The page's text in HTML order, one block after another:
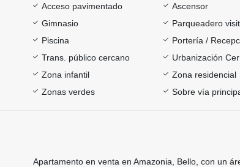
Acceso pavimentado Ascensor
Gimnasio
Parqueadero
Piscina
Portería /
Trans. público cercano
Urbanización
Zona infantil
Zona residencial
Zonas verdes
Sobre vía
Apartamento en venta en Amazonia, Bello, con un